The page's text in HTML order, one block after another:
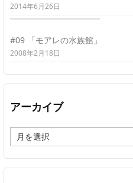
2014年6月26日
#09 「モアレの水族館」
2008年2月18日
アーカイブ
ー
カ
イ